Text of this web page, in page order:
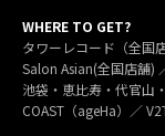
WHERE TO GET?
タワーレコード（全国
Salon Asian(全国店舗)
池袋・恵比寿・代官山
COAST（ageHa）／